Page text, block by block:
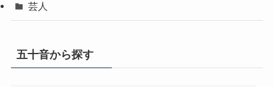
芸人
五十音から探す